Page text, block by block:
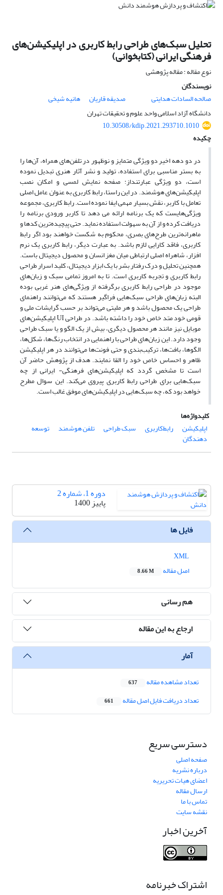
تحلیل سبک‌های طراحی رابط کاربری در اپلیکیشن‌های
فرهنگی ایرانی (کتابخوانی)
نوع مقاله : مقاله پژوهشی
نویسندگان
صالحه السادات هدایتی
صدیقه قاریان
هانیه شیخی
دانشگاه آزاد اسلامی واحد علوم و تحقیقات تهران
10.30508/kdip.2021.293710.1010
چکیده
در دو دهه اخیر دو ویژگی متمایز و نوظهور در تلفن‌های همراه، آن‌ها را
به بستر مناسبی برای استفاده، تولید و نشر آثار هنری تبدیل نموده
است، دو ویژگی عبارتنداز: صفحه نمایش لمسی و امکان نصب
اپلیکیشن‌های هوشمند. در این راستا، رابط کاربری به عنوان عامل اصلی
تعامل با کاربر، نقش بسیار مهمی ایفا نموده است. رابط کاربری، مجموعه
ویژگی‌هایست که یک برنامه ارائه می دهد تا کاربر ورودی برنامه را
دریافت کرده و از آن به سهولت استفاده نماید. حتی پیچیده‌ترین کدها و
ماهرانه‌ترین طرح‌های بصری، محکوم به شکست خواهند بود اگر رابط
کاربری، فاقد کارایی لازم باشد. به عبارت دیگر، رابط کاربری یک نرم
افزار، شاهراه اصلی ارتباطی میان مغز انسان و محصول دیجیتال باست.
همچنین تحلیل و درک رفتار بشر با یک ابزار دیجیتال، کلید اسرار طراحی
رابط کاربری و تجربه کاربری است. تا به امروز تمامی سبک و زبان‌های
موجود در طراحی رابط کاربری برگرفته از ویژگی‌های هنر غربی بوده
البته زبان‌های طراحی سبک‌هایی فراگیر هستند که می‌توانند راهنمای
طراحی یک محصول باشد و هر ملیتی می‌تواند بر حسب گرایشات ملی و
قومی خود متد خاص خود را داشته باشد. در طراحی UI اپلیکیشن‌های
موبایل نیز مانند هر محصول دیگری، بیش از یک الگو و یا سبک طراحی
وجود دارد. این زبان‌های طراحی با راهنمایی در انتخاب رنگ‌ها، شکل‌ها،
الگوها، بافت‌ها، ترکیب‌بندی و حتی فونت‌ها می‌توانند در هر اپلیکیشن
ظاهر و احساس خاص خود را القا نمایند. هدف از پژوهش حاضر آن
است تا مشخص گردد که اپلیکیشن‌های فرهنگی- ایرانی از چه
سبک‌هایی برای طراحی رابط کاربری پیروی می‌کند. این سوال مطرح
خواهد بود که، چه سبک‌هایی در اپلیکیشن‌های موفق غالب است.
کلیدواژه‌ها
اپلیکیشن
رابط‌کاربری سبک طراحی تلفن هوشمند توسعه
دهندگان
دوره 1، شماره 2
پاییز 1400
فایل ها
اصل مقاله
8.66 M
هم رسانی
ارجاع به این مقاله
آمار
تعداد مشاهده مقاله 637
تعداد دریافت فایل اصل مقاله 661
دسترسی سریع
صفحه اصلی
درباره نشریه
اعضای هیات تحریریه
ارسال مقاله
تماس با ما
نقشه سایت
آخرین اخبار
اشتراک خبرنامه